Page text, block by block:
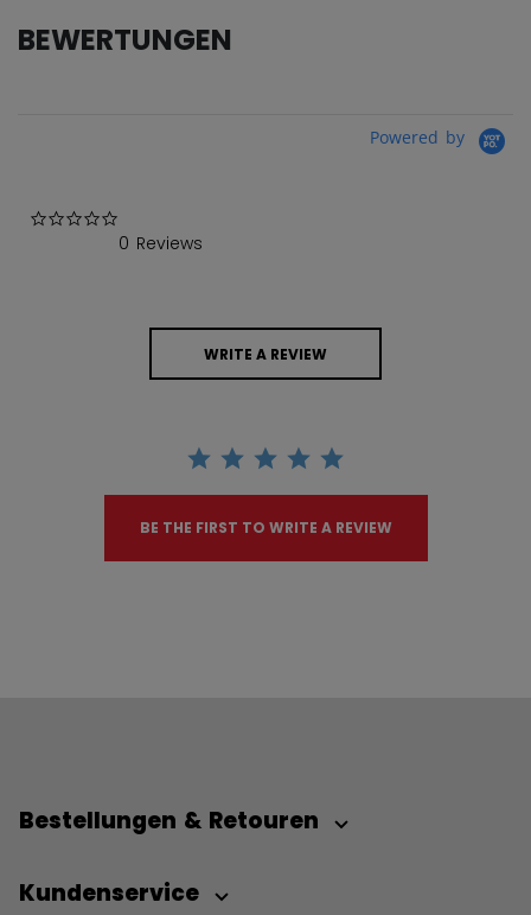
BEWERTUNGEN
Powered by
0 Reviews
WRITE A REVIEW
BE THE FIRST TO WRITE A REVIEW
Bestellungen & Retouren
Kundenservice